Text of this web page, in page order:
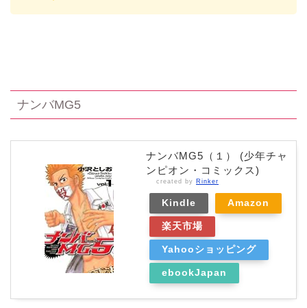
ナンバMG5
ナンバMG5（１） (少年チャ
ンピオン・コミックス)
created by Rinker
Kindle Amazon
楽天市場
Yahooショッピング
ebookJapan